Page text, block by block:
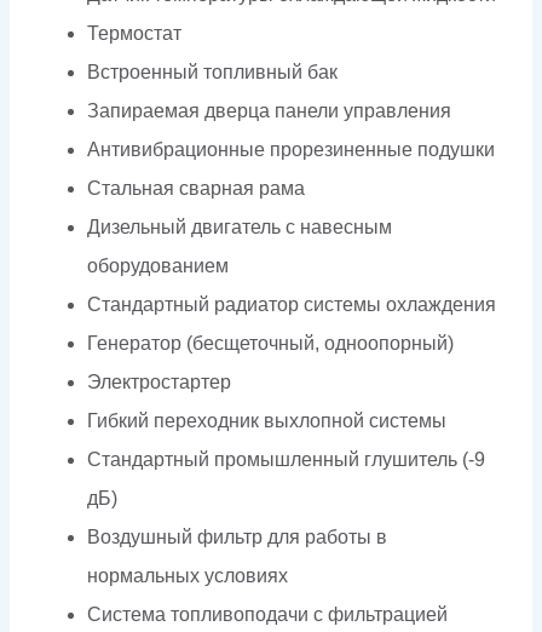
Термостат
Встроенный топливный бак
Запираемая дверца панели управления
Антивибрационные прорезиненные подушки
Стальная сварная рама
Дизельный двигатель с навесным
оборудованием
Стандартный радиатор системы охлаждения
Генератор (бесщеточный, одноопорный)
Электростартер
Гибкий переходник выхлопной системы
Стандартный промышленный глушитель (-9
дБ)
Воздушный фильтр для работы в
нормальных условиях
Система топливоподачи с фильтрацией